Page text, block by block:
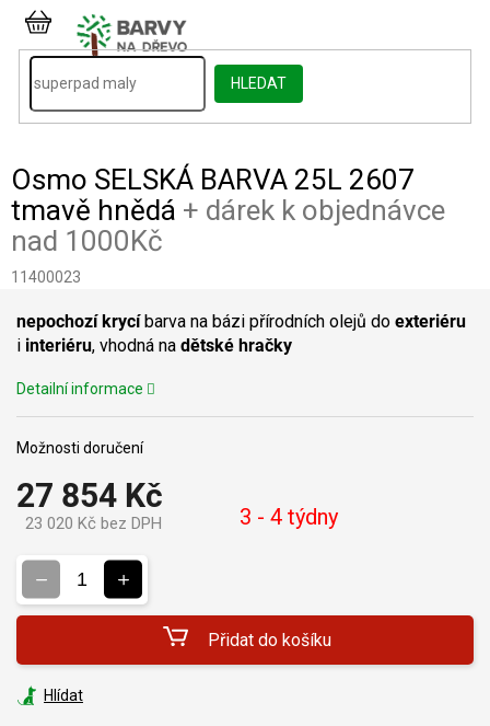
Přejít
obsah
HLEDAT
NÁKUPNÍ
KOŠÍK
Osmo SELSKÁ BARVA 25L 2607
tmavě hnědá + dárek k objednávce
nad 1000Kč
11400023
27 854 Kč
23 020 Kč bez DPH 3 - 4 týdny
Možnosti doručení
Přidat do košíku
nepochozí krycíbarva na bázi přírodních olejů do exteriéru
i interiéru, vhodná na dětské hračky
Detailní informace
Hlídat